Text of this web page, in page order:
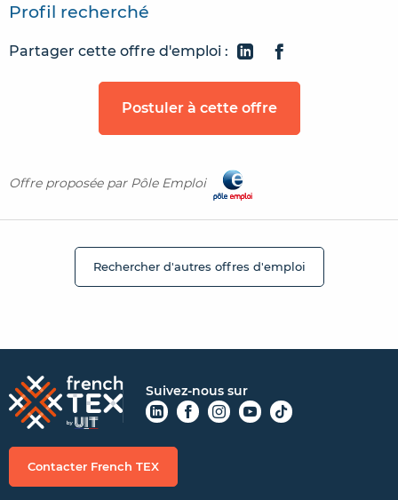
Profil recherché
Partager cette offre d'emploi :
Postuler à cette offre
Offre proposée par Pôle Emploi
Rechercher d'autres offres d'emploi
Suivez-nous sur
Contacter French TEX